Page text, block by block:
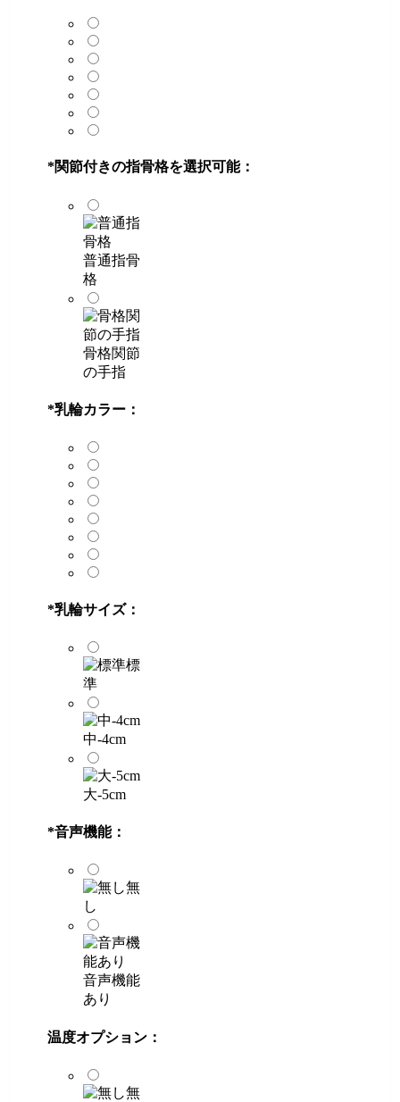
*関節付きの指骨格を選択可能：
普通指骨
格
骨格関節
の手指
*乳輪カラー：
*乳輪サイズ：
標
準
中-4cm
大-5cm
*音声機能：
無
し
音声機能
あり
温度オプション：
無